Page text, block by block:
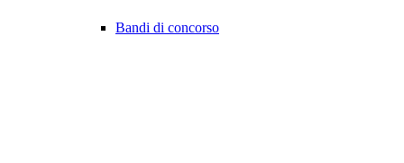
Bandi di concorso